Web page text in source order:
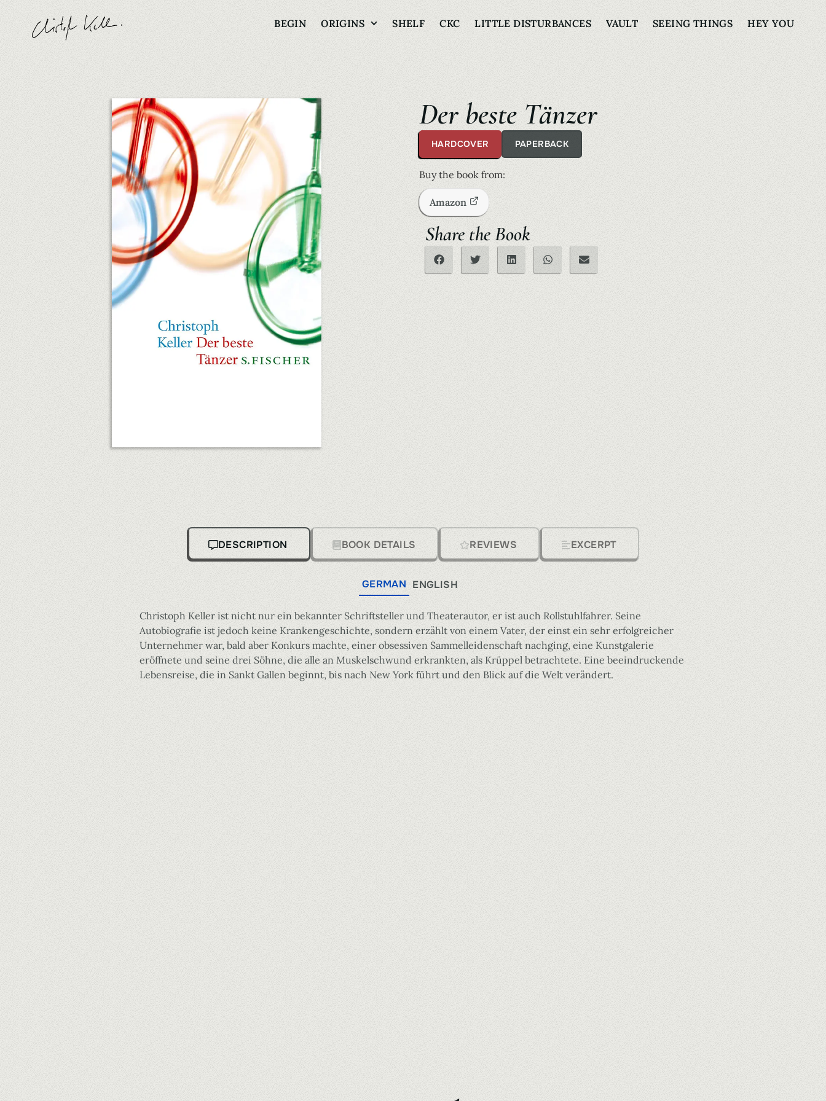
BEGIN ORIGINS SHELF CKC LITTLE DISTURBANCES VAULT SEEING THINGS HEY YOU
Der beste Tänzer
HARDCOVER PAPERBACK
Buy the book from:
Amazon
Share the Book
DESCRIPTION BOOK DETAILS REVIEWS EXCERPT
GERMAN ENGLISH
Christoph Keller ist nicht nur ein bekannter Schriftsteller und Theaterautor, er ist auch Rollstuhlfahrer. Seine
Autobiografie ist jedoch keine Krankengeschichte, sondern erzählt von einem Vater, der einst ein sehr erfolgreicher
Unternehmer war, bald aber Konkurs machte, einer obsessiven Sammelleidenschaft nachging, eine Kunstgalerie
eröffnete und seine drei Söhne, die alle an Muskelschwund erkrankten, als Krüppel betrachtete. Eine beeindruckende
Lebensreise, die in Sankt Gallen beginnt, bis nach New York führt und den Blick auf die Welt verändert.